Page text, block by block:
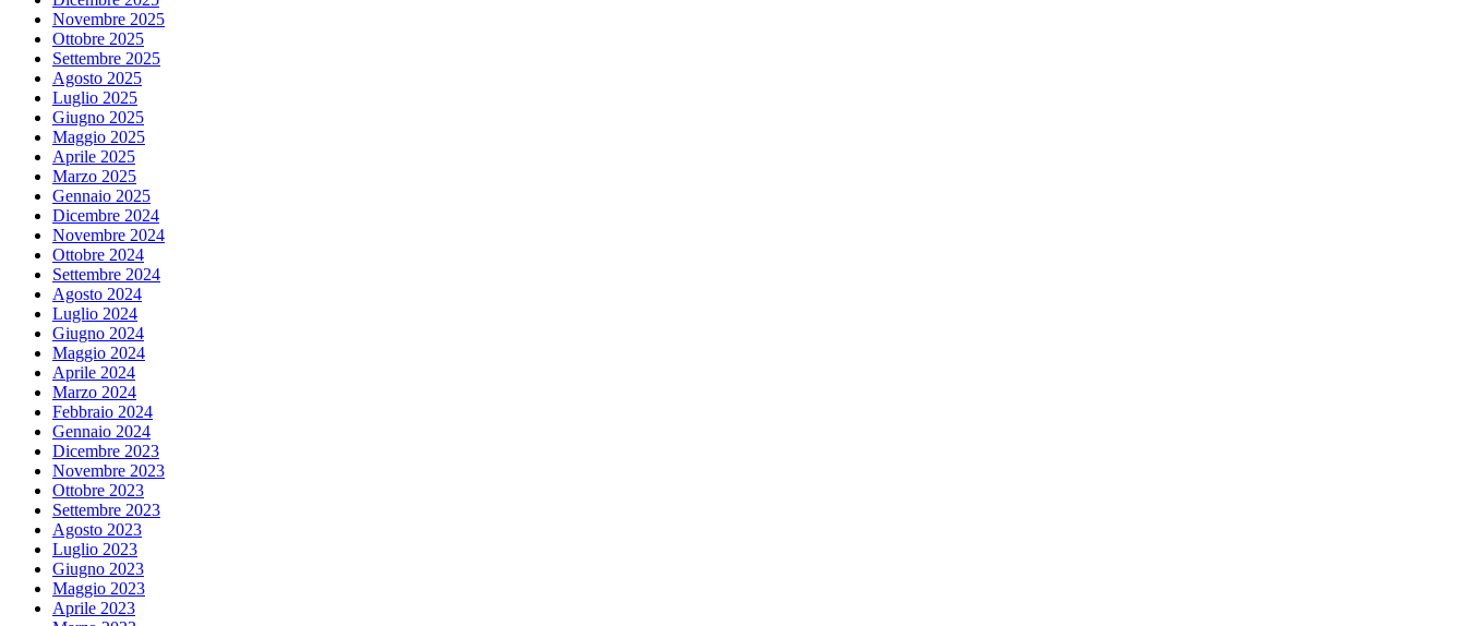
Novembre 2025
Ottobre 2025
Settembre 2025
Agosto 2025
Luglio 2025
Giugno 2025
Maggio 2025
Aprile 2025
Marzo 2025
Gennaio 2025
Dicembre 2024
Novembre 2024
Ottobre 2024
Settembre 2024
Agosto 2024
Luglio 2024
Giugno 2024
Maggio 2024
Aprile 2024
Marzo 2024
Febbraio 2024
Gennaio 2024
Dicembre 2023
Novembre 2023
Ottobre 2023
Settembre 2023
Agosto 2023
Luglio 2023
Giugno 2023
Maggio 2023
Aprile 2023